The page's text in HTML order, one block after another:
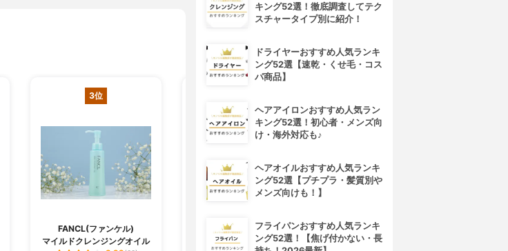
3位
FANCL(ファンケル)
マイルドクレンジングオイル
COVERMARK(カバーマーク)
トリートメント クレンジング
shu uemura(シュウ ウエムラ)
アルティム8∞ スブリム ビュー
キング52選！徹底調査してテク
スチャータイプ別に紹介！
ドライヤーおすすめ人気ランキ
ング52選【速乾・くせ毛・コス
パ商品】
ヘアアイロンおすすめ人気ラン
キング52選！初心者・メンズ向
け・海外対応も♪
ヘアオイルおすすめ人気ランキ
ング52選【プチプラ・髪質別や
メンズ向けも！】
フライパンおすすめ人気ランキ
ング52選！【焦げ付かない・長